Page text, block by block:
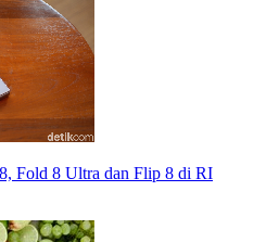
Fold 8 Ultra dan Flip 8 di RI